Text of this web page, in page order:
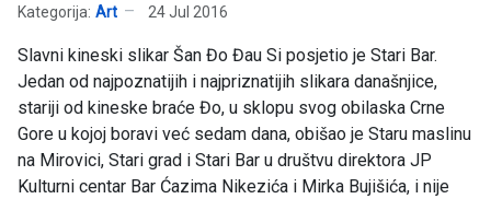
Kategorija: Art 24 Jul 2016
Slavni kineski slikar Šan Đo Đau Si posjetio je Stari Bar.
Jedan od najpoznatijih i najpriznatijih slikara današnjice,
stariji od kineske braće Đo, u sklopu svog obilaska Crne
Gore u kojoj boravi već sedam dana, obišao je Staru maslinu
na Mirovici, Stari grad i Stari Bar u društvu direktora JP
Kulturni centar Bar Ćazima Nikezića i Mirka Bujišića, i nije